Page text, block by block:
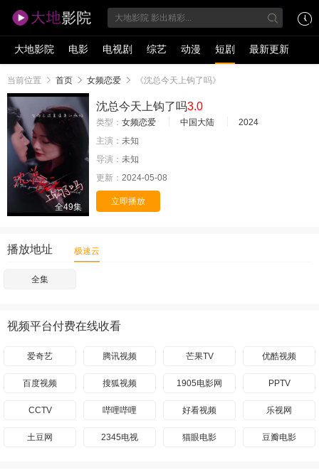
大地影院 电影 电视剧 综艺 动漫 短剧 最新更新
当前位置 首页 女频恋爱 《沈总今天上钩了吗》
全49集
沈总今天上钩了吗3.0
类型： 女频恋爱 中国大陆
2024
主演： 未知
导演： 未知
更新： 2024-05-08
立即播放
播放地址 极速云
全集
视频平台付费在线收看
爱奇艺 腾讯视频 芒果TV 优酷视频
百度视频 搜狐视频 1905电影网 PPTV
CCTV 哔哩哔哩 好看视频 乐视网
土豆网 2345电视 猫眼电影 豆瓣电影